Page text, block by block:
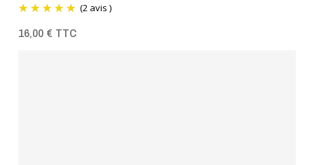
(2 avis )
16,00 € TTC